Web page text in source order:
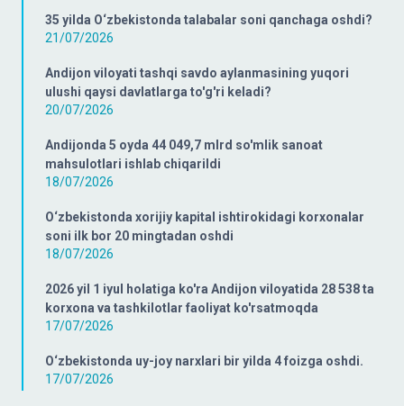
35 yilda O‘zbekistonda talabalar soni qanchaga oshdi?
21/07/2026
Andijon viloyati tashqi savdo aylanmasining yuqori
ulushi qaysi davlatlarga to'g'ri keladi?
20/07/2026
Andijonda 5 oyda 44 049,7 mlrd so'mlik sanoat
mahsulotlari ishlab chiqarildi
18/07/2026
O‘zbekistonda xorijiy kapital ishtirokidagi korxonalar
soni ilk bor 20 mingtadan oshdi
18/07/2026
2026 yil 1 iyul holatiga ko'ra Andijon viloyatida 28 538 ta
korxona va tashkilotlar faoliyat ko'rsatmoqda
17/07/2026
O‘zbekistonda uy-joy narxlari bir yilda 4 foizga oshdi.
17/07/2026